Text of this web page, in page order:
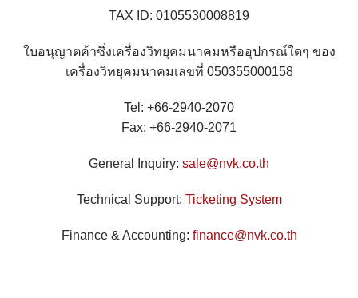
TAX ID: 0105530008819
ใบอนุญาตค้าซึ่งเครื่องวิทยุคมนาคมหรืออุปกรณ์ใดๆ ของ
เครื่องวิทยุคมนาคมเลขที่ 050355000158
Tel: +66-2940-2070
Fax: +66-2940-2071
General Inquiry: sale@nvk.co.th
Technical Support: Ticketing System
Finance & Accounting: finance@nvk.co.th